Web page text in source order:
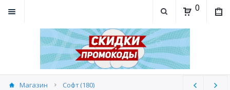
0
Магазин Софт (180)